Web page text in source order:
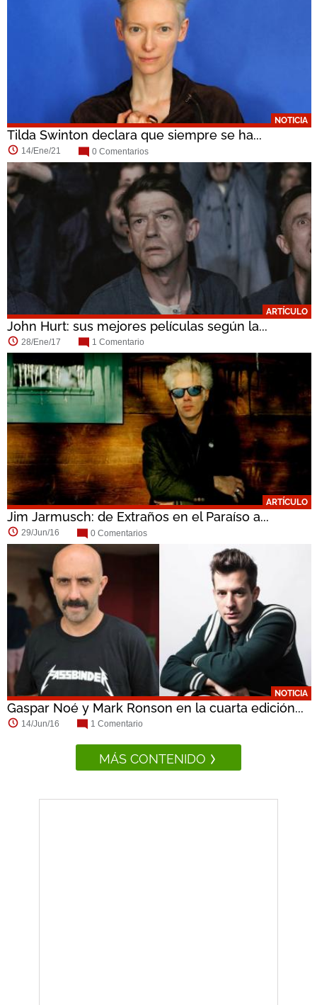
NOTICIA
Tilda Swinton declara que siempre se ha...
14/Ene/21 0 Comentarios
ARTÍCULO
John Hurt: sus mejores películas según la...
28/Ene/17 1 Comentario
ARTÍCULO
Jim Jarmusch: de Extraños en el Paraíso a...
29/Jun/16 0 Comentarios
NOTICIA
Gaspar Noé y Mark Ronson en la cuarta edición...
14/Jun/16 1 Comentario
MÁS CONTENIDO